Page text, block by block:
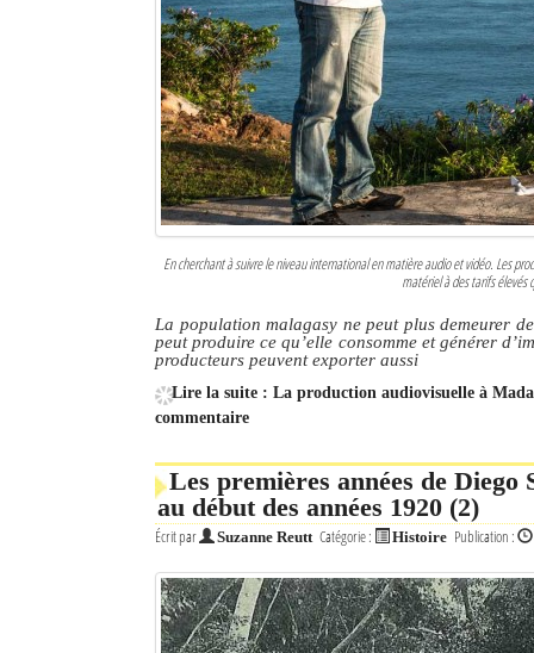
La Tribune de Diego en PDF
Identifiant oublié ?
Mot de passe oublié ?
En cherchant à suivre le niveau international en matière audio et vidéo. Les
matériel à des tarifs
La population malagasy ne peut plus demeurer
peut produire ce qu’elle consomme et générer
producteurs peuvent exporter aussi
Lire la suite : La production audiovisuelle à
commentaire
Les premières années de
au début des années 1920 (2)
Écrit par Suzanne Reutt Catégorie : Histoire Publication :